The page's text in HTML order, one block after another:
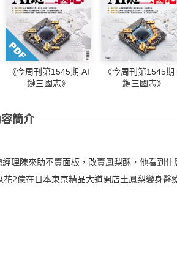
《今周刊第1545期 AI
鏈三國志》
《今周刊第1545期
鏈三國志》
容簡介
理陳來助不賣面板，改賣鳳梨酥，他看到什
2億在日本東京精品大道開店土鳳梨變身醫